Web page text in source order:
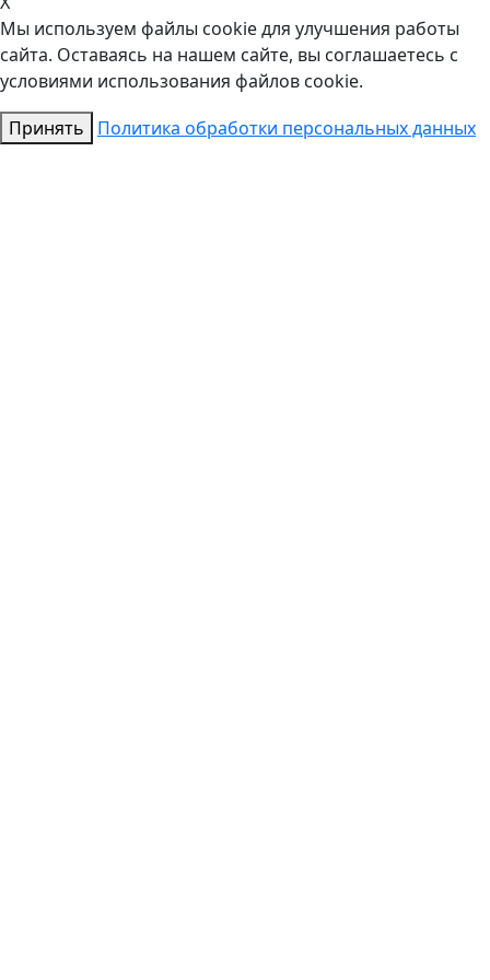
Мы используем файлы cookie для улучшения работы
сайта. Оставаясь на нашем сайте, вы соглашаетесь с
условиями использования файлов cookie.
Принять
Политика обработки персональных данных